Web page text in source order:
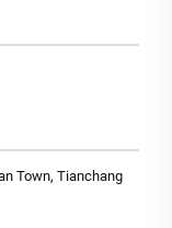
Town, Tianchang